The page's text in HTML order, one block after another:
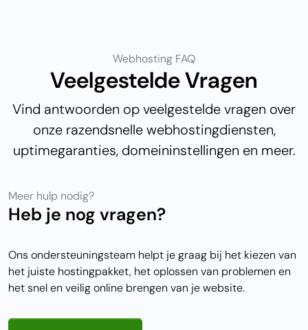
Webhosting FAQ
Veelgestelde Vragen
Vind antwoorden op veelgestelde vragen over
onze razendsnelle webhostingdiensten,
uptimegaranties, domeininstellingen en meer.
Meer hulp nodig?
Heb je nog vragen?
Ons ondersteuningsteam helpt je graag bij het kiezen van
het juiste hostingpakket, het oplossen van problemen en
het snel en veilig online brengen van je website.